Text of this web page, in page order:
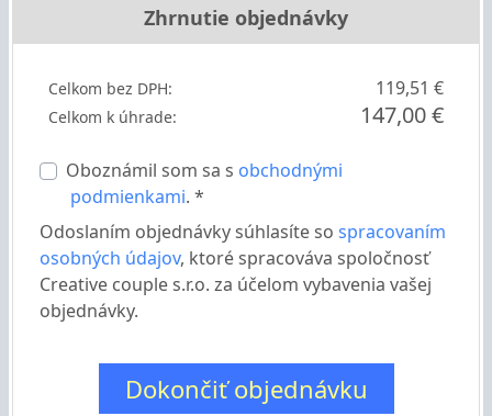
Zhrnutie objednávky
Celkom bez DPH: 119,51 €
Celkom k úhrade: 147,00 €
Oboznámil som sa s obchodnými
podmienkami. *
Odoslaním objednávky súhlasíte so spracovaním
osobných údajov, ktoré spracováva spoločnosť
Creative couple s.r.o. za účelom vybavenia vašej
objednávky.
Dokončiť objednávku